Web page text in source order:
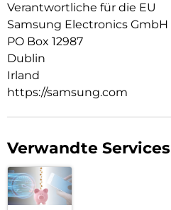
Verantwortliche für die EU
Samsung Electronics GmbH
PO Box 12987
Dublin
Irland
https://samsung.com
Verwandte Services